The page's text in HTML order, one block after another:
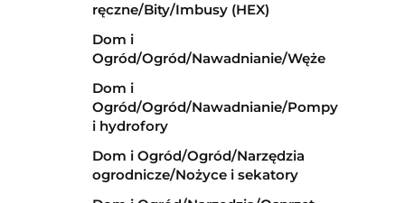
ręczne/Bity/Imbusy (HEX)
Dom i
Ogród/Ogród/Nawadnianie/Węże
Dom i
Ogród/Ogród/Nawadnianie/Pompy
i hydrofory
Dom i Ogród/Ogród/Narzędzia
ogrodnicze/Nożyce i sekatory